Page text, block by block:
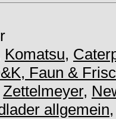
Komatsu,
Faun &
Zettelmeyer,
allgemein,